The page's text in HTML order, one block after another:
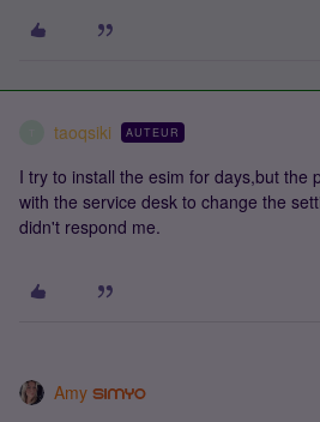
taoqsiki AUTEUR
I try to install the esim for days,but the
with the service desk to change the
didn't respond me.
Amy